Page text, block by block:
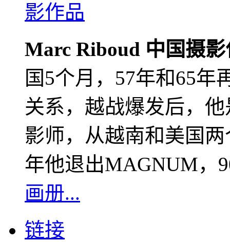
Marc Riboud 中国摄
国5个月，57年和65年
关系，越战爆发后，
影师，从越南和美国
年他退出MAGNUM，
画册...
链接